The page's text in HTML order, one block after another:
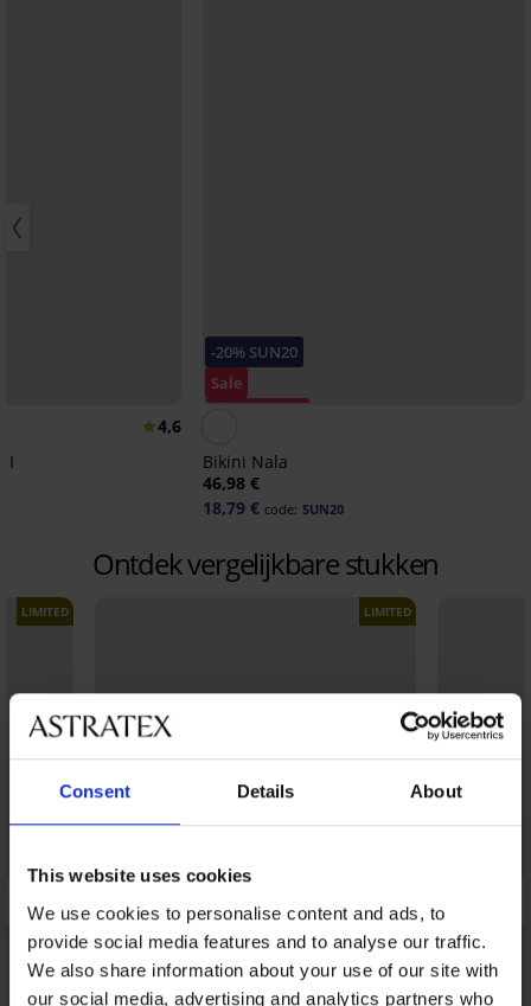
Consent Details About
This website uses cookies
We use cookies to personalise content and ads, to
provide social media features and to analyse our traffic.
We also share information about your use of our site with
our social media, advertising and analytics partners who
4,6
I
-20% SUN20
Sale
Bikini Nala
46,98 €
18,79 € code: SUN20
Ontdek vergelijkbare stukken
LIMITED LIMITED